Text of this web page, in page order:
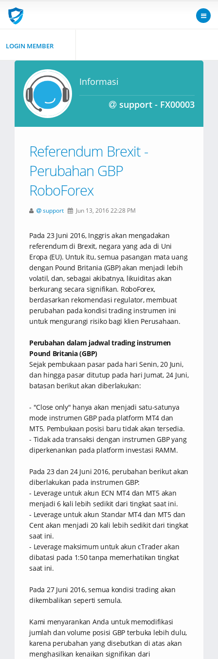
LOGIN MEMBER
Informasi
support - FX00003
Referendum Brexit -
Perubahan GBP
RoboForex
support Jun 13, 2016 22:28 PM
Pada 23 Juni 2016, Inggris akan mengadakan
referendum di Brexit, negara yang ada di Uni
Eropa (EU). Untuk itu, semua pasangan mata uang
dengan Pound Britania (GBP) akan menjadi lebih
volatil, dan, sebagai akibatnya, likuiditas akan
berkurang secara signifikan. RoboForex,
berdasarkan rekomendasi regulator, membuat
perubahan pada kondisi trading instrumen ini
untuk mengurangi risiko bagi klien Perusahaan.
Perubahan dalam jadwal trading instrumen
Pound Britania (GBP)
Sejak pembukaan pasar pada hari Senin, 20 Juni,
dan hingga pasar ditutup pada hari Jumat, 24 Juni,
batasan berikut akan diberlakukan:
- "Close only" hanya akan menjadi satu-satunya
mode instrumen GBP pada platform MT4 dan
MT5. Pembukaan posisi baru tidak akan tersedia.
- Tidak ada transaksi dengan instrumen GBP yang
diperkenankan pada platform investasi RAMM.
Pada 23 dan 24 Juni 2016, perubahan berikut akan
diberlakukan pada instrumen GBP:
- Leverage untuk akun ECN MT4 dan MT5 akan
menjadi 6 kali lebih sedikit dari tingkat saat ini.
- Leverage untuk akun Standar MT4 dan MT5 dan
Cent akan menjadi 20 kali lebih sedikit dari tingkat
saat ini.
- Leverage maksimum untuk akun cTrader akan
dibatasi pada 1:50 tanpa memerhatikan tingkat
saat ini.
Pada 27 Juni 2016, semua kondisi trading akan
dikembalikan seperti semula.
Kami menyarankan Anda untuk memodifikasi
jumlah dan volume posisi GBP terbuka lebih dulu,
karena perubahan yang disebutkan di atas akan
menghasilkan kenaikan signifikan dari